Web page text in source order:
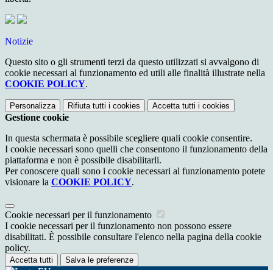
Notizie
Questo sito o gli strumenti terzi da questo utilizzati si avvalgono di
cookie necessari al funzionamento ed utili alle finalità illustrate nella
COOKIE POLICY.
Personalizza Rifiuta tutti i cookies Accetta tutti i cookies
Gestione cookie
In questa schermata è possibile scegliere quali cookie consentire.
I cookie necessari sono quelli che consentono il funzionamento della
piattaforma e non è possibile disabilitarli.
Per conoscere quali sono i cookie necessari al funzionamento potete
visionare la COOKIE POLICY.
Cookie necessari per il funzionamento
I cookie necessari per il funzionamento non possono essere
disabilitati. È possibile consultare l'elenco nella pagina della cookie
policy.
Accetta tutti Salva le preferenze